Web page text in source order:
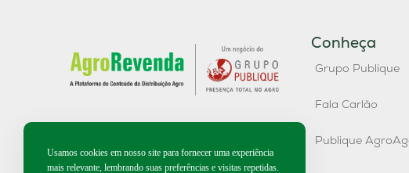
Conheça
Grupo Publique
Fala Carlão
Publique
Usamos cookies em nosso site para fornecer uma experiência
mais relevante, lembrando suas preferências e visitas repetidas.